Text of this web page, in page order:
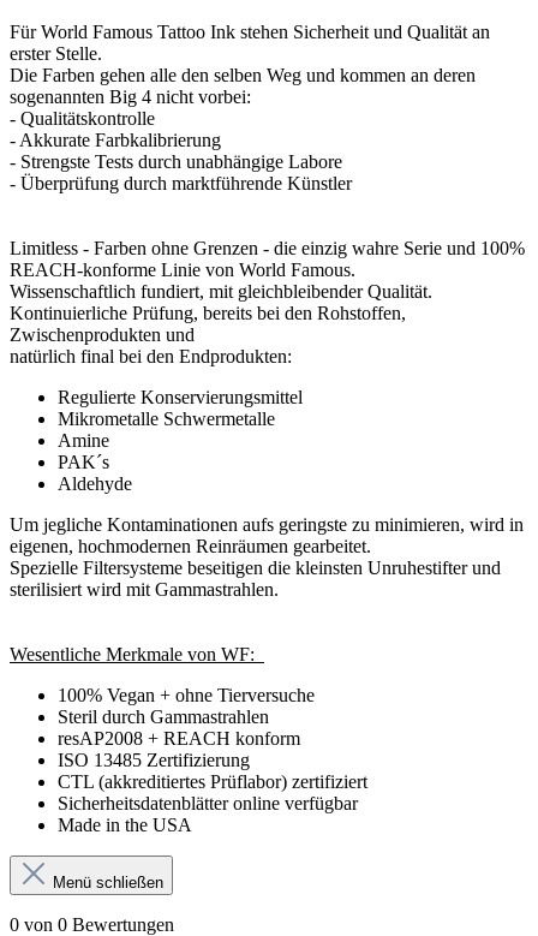
Für World Famous Tattoo Ink stehen Sicherheit und Qualität an
erster Stelle.
Die Farben gehen alle den selben Weg und kommen an deren
sogenannten Big 4 nicht vorbei:
- Qualitätskontrolle
- Akkurate Farbkalibrierung
- Strengste Tests durch unabhängige Labore
- Überprüfung durch marktführende Künstler
Limitless - Farben ohne Grenzen - die einzig wahre Serie und 100%
REACH-konforme Linie von World Famous.
Wissenschaftlich fundiert, mit gleichbleibender Qualität.
Kontinuierliche Prüfung, bereits bei den Rohstoffen,
Zwischenprodukten und
natürlich final bei den Endprodukten:
Regulierte Konservierungsmittel
Mikrometalle Schwermetalle
Amine
PAK´s
Aldehyde
Um jegliche Kontaminationen aufs geringste zu minimieren, wird in
eigenen, hochmodernen Reinräumen gearbeitet.
Spezielle Filtersysteme beseitigen die kleinsten Unruhestifter und
sterilisiert wird mit Gammastrahlen.
Wesentliche Merkmale von WF:
100% Vegan + ohne Tierversuche
Steril durch Gammastrahlen
resAP2008 + REACH konform
ISO 13485 Zertifizierung
CTL (akkreditiertes Prüflabor) zertifiziert
Sicherheitsdatenblätter online verfügbar
Made in the USA
Menü schließen
0 von 0 Bewertungen